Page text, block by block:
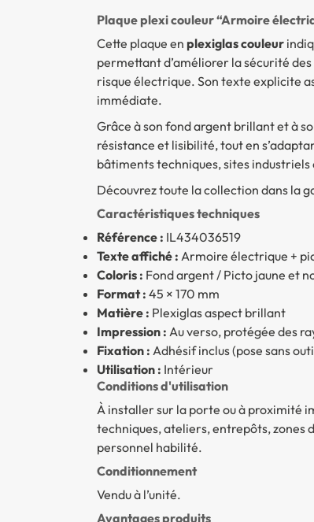
Plaque plexi couleur “Armoire
Cette plaque en plexiglas couleur
permettant d’améliorer la sécurité
risque électrique. Son texte explicite
immédiate.
Grâce à son fond argent brillant et à
résistance et lisibilité, tout en
bâtiments techniques, sites
Découvrez toute la collection dans la
Caractéristiques techniques
Référence : IL434036519
Texte affiché : Armoire électrique +
Coloris : Fond argent / Picto jaune et
Format : 45 × 170 mm
Matière : Plexiglas aspect brillant
Impression : Au verso, protégée des
Fixation : Adhésif inclus (pose sans
Utilisation : Intérieur
Conditions d'utilisation
À installer sur la porte ou à proximité
techniques, ateliers, entrepôts, zones
personnel habilité.
Conditionnement
Vendu à l’unité.
Avantages produits